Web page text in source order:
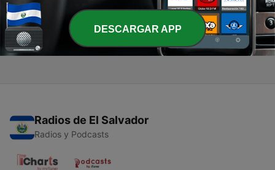
1 - Sabina Odone
03 sep. 2020
Radios de El Salvador
Radios y Podcasts
DESCARGAR APP